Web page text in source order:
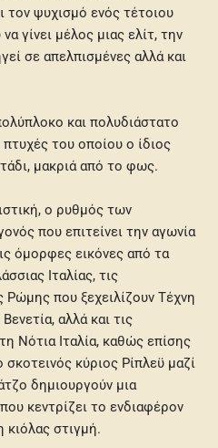
τον ψυχισμό ενός τέτοιου
γίνει μέλος μιας ελίτ, την
σε απελπισμένες αλλά και
και πολυδιάστατο
του οποίου ο ίδιος
μακριά από το φως.
ο ρυθμός των
που επιτείνει την αγωνία
όμορφες εικόνες από τα
Ιταλίας, τις
Ρώμης που ξεχειλίζουν Τέχνη
αλλά και τις
Νότια Ιταλία, καθώς επίσης
κύριος Ρίπλεϋ μαζί
δημιουργούν μια
κεντρίζει το ενδιαφέρον
στιγμή.